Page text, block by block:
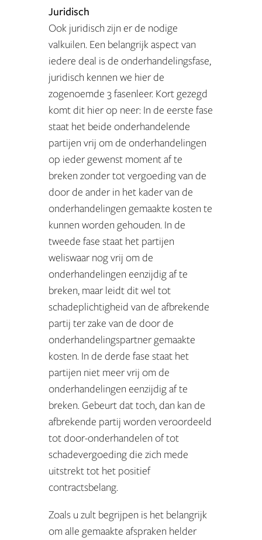
Juridisch
Ook juridisch zijn er de nodige
valkuilen. Een belangrijk aspect van
iedere deal is de onderhandelingsfase,
juridisch kennen we hier de
zogenoemde 3 fasenleer. Kort gezegd
komt dit hier op neer: In de eerste fase
staat het beide onderhandelende
partijen vrij om de onderhandelingen
op ieder gewenst moment af te
breken zonder tot vergoeding van de
door de ander in het kader van de
onderhandelingen gemaakte kosten te
kunnen worden gehouden. In de
tweede fase staat het partijen
weliswaar nog vrij om de
onderhandelingen eenzijdig af te
breken, maar leidt dit wel tot
schadeplichtigheid van de afbrekende
partij ter zake van de door de
onderhandelingspartner gemaakte
kosten. In de derde fase staat het
partijen niet meer vrij om de
onderhandelingen eenzijdig af te
breken. Gebeurt dat toch, dan kan de
afbrekende partij worden veroordeeld
tot door-onderhandelen of tot
schadevergoeding die zich mede
uitstrekt tot het positief
contractsbelang.
Zoals u zult begrijpen is het belangrijk
om alle gemaakte afspraken helder